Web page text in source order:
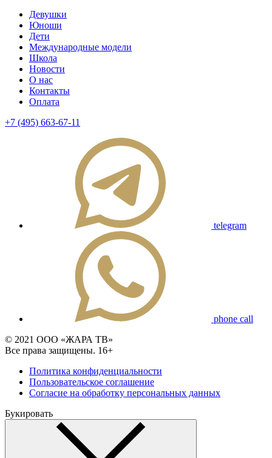
Девушки
Юноши
Дети
Международные модели
Школа
Новости
О нас
Контакты
Оплата
+7 (495) 663-67-11
telegram
phone call
© 2021 ООО «ЖАРА ТВ»
Все права защищены. 16+
Политика конфиденциальности
Пользовательское соглашение
Согласие на обработку персональных данных
Букировать